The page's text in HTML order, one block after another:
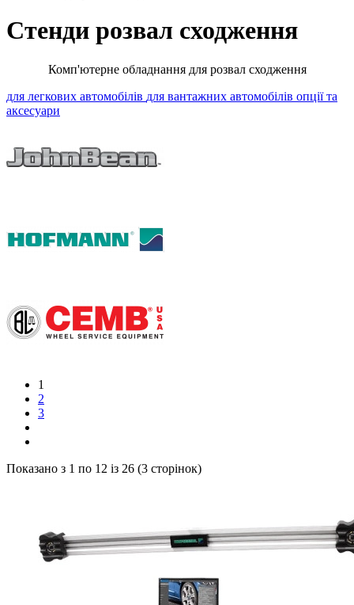
Стенди розвал сходження
Комп'ютерне обладнання для розвал сходження
для легкових автомобілів для вантажних автомобілів опції та
аксесуари
1
2
3
Показано з 1 по 12 із 26 (3 сторінок)